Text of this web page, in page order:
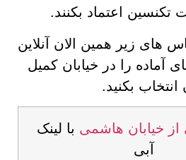
تکنسین اعتماد بکنند.
های زیر همین الان آنلاین
آماده را در خیابان کمیل
انتخاب بکنید.
از خیابان هاشمی با لینک
آبی